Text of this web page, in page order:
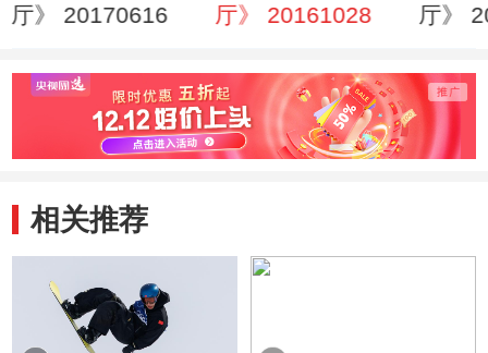
厅》 20170616
厅》 20161028
厅》
相关推荐